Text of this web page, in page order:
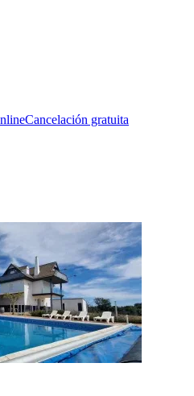
Cancelación gratuita